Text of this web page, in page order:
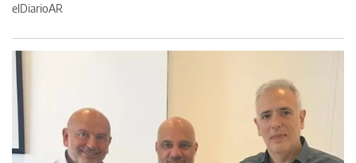
elDiarioAR